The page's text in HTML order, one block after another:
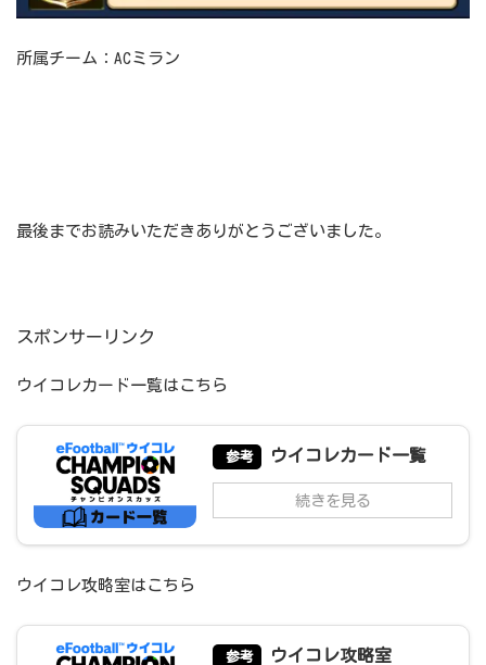
所属チーム：ACミラン
最後までお読みいただきありがとうございました。
スポンサーリンク
ウイコレカード一覧はこちら
参考 ウイコレカード一覧
続きを見る
ウイコレ攻略室はこちら
参考 ウイコレ攻略室